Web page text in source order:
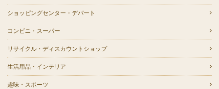
ショッピングセンター・デパート
コンビニ・スーパー
リサイクル・ディスカウントショップ
生活用品・インテリア
趣味・スポーツ